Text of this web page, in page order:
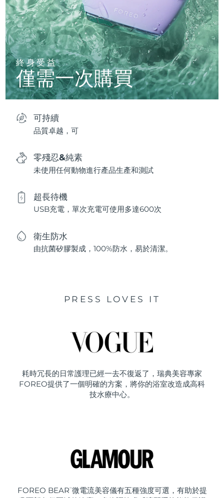
終身受益
僅需一次購買
可持續
品質卓越，可
零殘忍&純素
未使用任何動物進行產品生產和測試
超長待機
USB充電，單次充電可使用多達600次
衛生防水
由抗菌矽膠製成，100%防水，易於清潔。
PRESS LOVES IT
耗時冗長的日常護理已經一去不復返了，瑞典美容專家
FOREO提供了一個明確的方案，將你的浴室改造成高科
技水療中心。
FOREO BEAR ™ 微電流美容儀有五種強度可選，有助於提